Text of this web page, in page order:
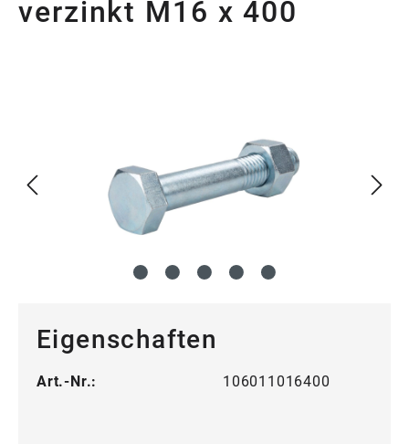
verzinkt M16 x 400
Eigenschaften
Art.-Nr.: 106011016400